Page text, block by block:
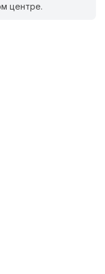
центре.